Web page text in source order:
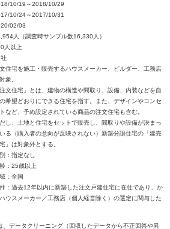
10/19～2018/10/29
10/24～2017/10/31
02/03
人（調査時サンプル数16,330人）
人以上
住宅を施工・販売するハウスメーカー、ビルダー、工務店
象。
注文住宅」とは、建物の構造や間取り、設備、内装などを自
希望どおりにできる住宅を指す。また、デザインやコンセ
など、予め設定されている商品の注文住宅も含む。
し、土地と住宅をセットで販売し、間取りや設備が決まっ
る（購入者の意向が反映されない）新築分譲住宅の「建売
」は対象外とする。
：指定なし
：25歳以上
：全国
：過去12年以内に新築した注文戸建住宅に在住であり、か
ウスメーカー／工務店（個人経営除く）の選定に関与した
データクリーニング（回収したデータから不正回答や異